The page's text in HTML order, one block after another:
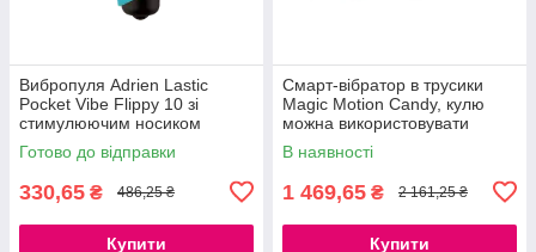
Вибропуля Adrien Lastic
Pocket Vibe Flippy 10 зі
стимулюючим носиком
777Store.com.ua
Готово до відправки
330,65 ₴ 486,25 ₴
Купити
Смарт-вібратор в трусики
Magic Motion Candy, кулю
можна використовувати
окремо 777Store.com.ua
В наявності
1 469,65 ₴ 2 161,25 ₴
Купити